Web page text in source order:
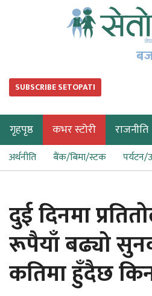
SUBSCRIBE SETOPATI
गृहपृष्ठ कभर स्टोरी राजनीति
अर्थनीति बैंक/बिमा/स्टक पर्यटन/
दुई दिनमा
रूपैयाँ बढ्यो
कतिमा हुँदैछ